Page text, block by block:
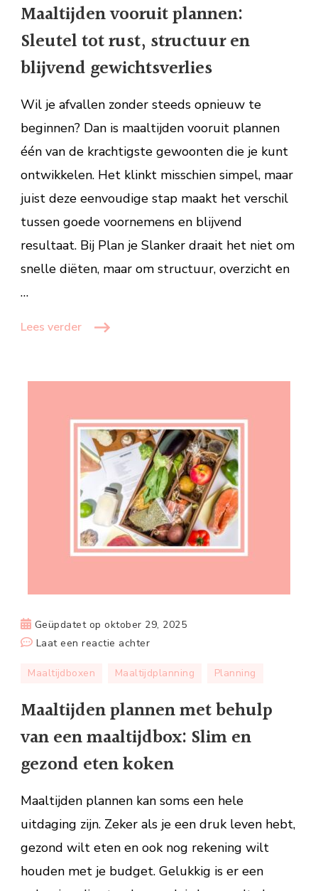
Sleutel
tot
structuur
blijvend
gewichtsverlies
Maaltijden vooruit plannen:
Sleutel tot rust, structuur en
blijvend gewichtsverlies
Wil je afvallen zonder steeds opnieuw te
beginnen? Dan is maaltijden vooruit plannen
één van de krachtigste gewoonten die je kunt
ontwikkelen. Het klinkt misschien simpel, maar
juist deze eenvoudige stap maakt het verschil
tussen goede voornemens en blijvend
resultaat. Bij Plan je Slanker draait het niet om
snelle diëten, maar om structuur, overzicht en
…
Lees verder
Geüpdatet opoktober 29, 2025
Laat een reactie achterop
plannen
behulp
van
maaltijdbox:
en
gezond
eten
koken
Maaltijdboxen Maaltijdplanning Planning
Maaltijden plannen met behulp
van een maaltijdbox: Slim en
gezond eten koken
Maaltijden plannen kan soms een hele
uitdaging zijn. Zeker als je een druk leven hebt,
gezond wilt eten en ook nog rekening wilt
houden met je budget. Gelukkig is er een